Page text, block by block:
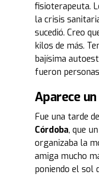
fisioterapeuta.
la crisis
sucedió. Creo
kilos de más.
bajísima
fueron
Aparece
Fue una tarde
Córdoba, que
organizaba la
amiga mucho
poniendo el sol